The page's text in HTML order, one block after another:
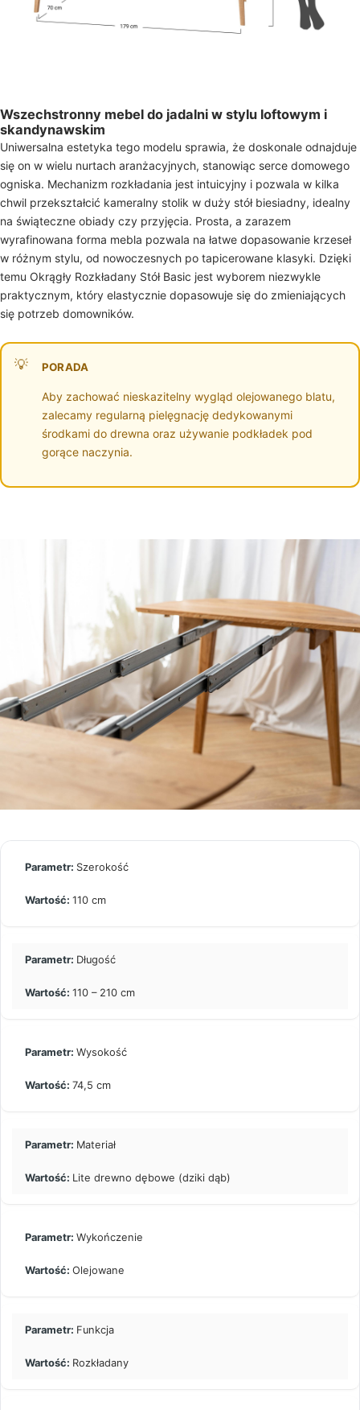
Wszechstronny mebel do jadalni w stylu loftowym i
skandynawskim
Uniwersalna estetyka tego modelu sprawia, że doskonale odnajduje
się on w wielu nurtach aranżacyjnych, stanowiąc serce domowego
ogniska. Mechanizm rozkładania jest intuicyjny i pozwala w kilka
chwil przekształcić kameralny stolik w duży stół biesiadny, idealny
na świąteczne obiady czy przyjęcia. Prosta, a zarazem
wyrafinowana forma mebla pozwala na łatwe dopasowanie krzeseł
w różnym stylu, od nowoczesnych po tapicerowane klasyki. Dzięki
temu Okrągły Rozkładany Stół Basic jest wyborem niezwykle
praktycznym, który elastycznie dopasowuje się do zmieniających
się potrzeb domowników.
PORADA
Aby zachować nieskazitelny wygląd olejowanego blatu,
zalecamy regularną pielęgnację dedykowanymi
środkami do drewna oraz używanie podkładek pod
gorące naczynia.
Szerokość
110 cm
Długość
110 – 210 cm
Wysokość
74,5 cm
Materiał
Lite drewno dębowe (dziki dąb)
Wykończenie
Olejowane
Funkcja
Rozkładany